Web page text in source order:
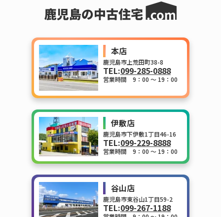
本店
鹿児島市上荒田町38-8
TEL:099-285-0888
営業時間 9：00 ～ 19：00
伊敷店
鹿児島市下伊敷1丁目46-16
TEL:099-229-8888
営業時間 9：00 ～ 19：00
谷山店
鹿児島市東谷山1丁目59-2
TEL:099-267-1188